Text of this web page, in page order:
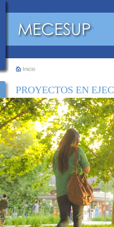
Inicio
PROYECTOS EN